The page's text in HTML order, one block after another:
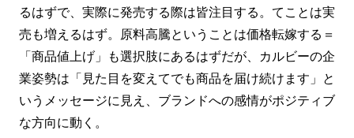
るはずで、実際に発売する際は皆注目する。てことは実
売も増えるはず。原料高騰ということは価格転嫁する＝
「商品値上げ」も選択肢にあるはずだが、カルビーの企
業姿勢は「見た目を変えてでも商品を届け続けます」と
いうメッセージに見え、ブランドへの感情がポジティブ
な方向に動く。